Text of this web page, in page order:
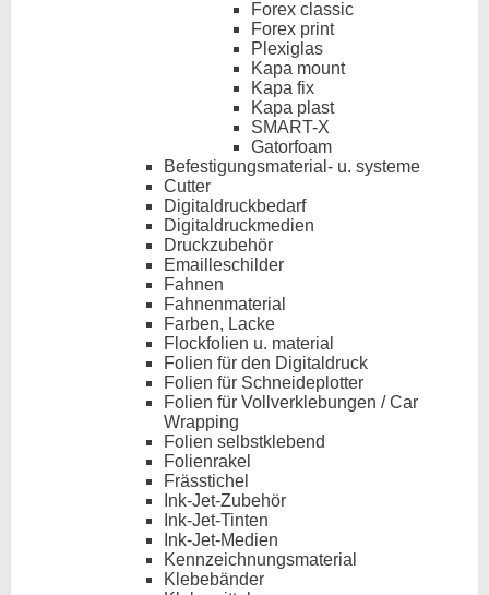
Forex classic
Forex print
Plexiglas
Kapa mount
Kapa fix
Kapa plast
SMART-X
Gatorfoam
Befestigungsmaterial- u. systeme
Cutter
Digitaldruckbedarf
Digitaldruckmedien
Druckzubehör
Emailleschilder
Fahnen
Fahnenmaterial
Farben, Lacke
Flockfolien u. material
Folien für den Digitaldruck
Folien für Schneideplotter
Folien für Vollverklebungen / Car
Wrapping
Folien selbstklebend
Folienrakel
Frässtichel
Ink-Jet-Zubehör
Ink-Jet-Tinten
Ink-Jet-Medien
Kennzeichnungsmaterial
Klebebänder